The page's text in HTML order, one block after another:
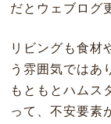
だとウェブログ
リビングも食材
う雰囲気ではあ
もともとハムス
って、不安要素